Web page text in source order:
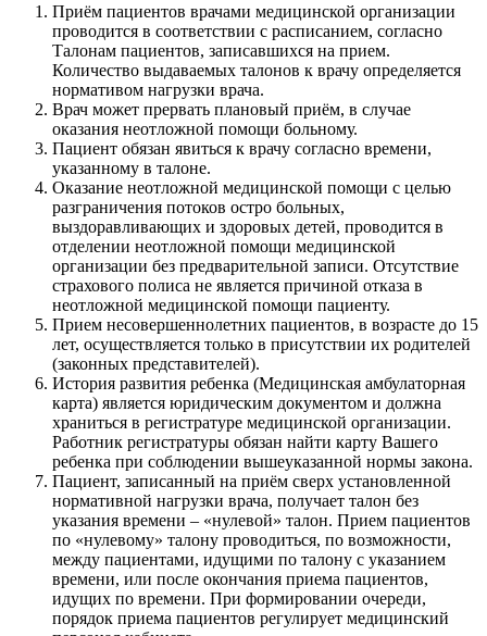
Приём пациентов врачами медицинской организации
проводится в соответствии с расписанием, согласно
Талонам пациентов, записавшихся на прием.
Количество выдаваемых талонов к врачу определяется
нормативом нагрузки врача.
Врач может прервать плановый приём, в случае
оказания неотложной помощи больному.
Пациент обязан явиться к врачу согласно времени,
указанному в талоне.
Оказание неотложной медицинской помощи с целью
разграничения потоков остро больных,
выздоравливающих и здоровых детей, проводится в
отделении неотложной помощи медицинской
организации без предварительной записи. Отсутствие
страхового полиса не является причиной отказа в
неотложной медицинской помощи пациенту.
Прием несовершеннолетних пациентов, в возрасте до 15
лет, осуществляется только в присутствии их родителей
(законных представителей).
История развития ребенка (Медицинская амбулаторная
карта) является юридическим документом и должна
храниться в регистратуре медицинской организации.
Работник регистратуры обязан найти карту Вашего
ребенка при соблюдении вышеуказанной нормы закона.
Пациент, записанный на приём сверх установленной
нормативной нагрузки врача, получает талон без
указания времени – «нулевой» талон. Прием пациентов
по «нулевому» талону проводиться, по возможности,
между пациентами, идущими по талону с указанием
времени, или после окончания приема пациентов,
идущих по времени. При формировании очереди,
порядок приема пациентов регулирует медицинский